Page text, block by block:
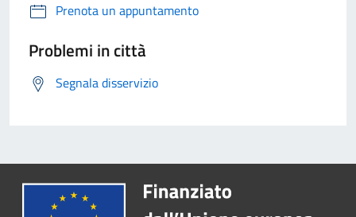
Prenota un appuntamento
Problemi in città
Segnala disservizio